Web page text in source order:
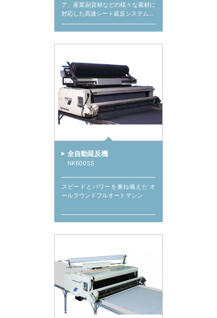
ア、産業副資材などの様々な素材に
対応した高速シート延反システム...
全自動延反機
NK600SS
スピードとパワーを兼ね備えた オ
ールラウンドフルオートマシン